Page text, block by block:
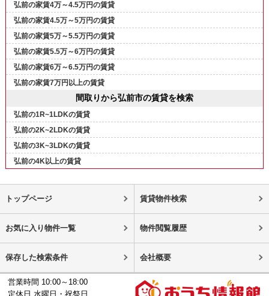
弘前の家賃4万～4.5万円の賃貸
弘前の家賃4.5万～5万円の賃貸
弘前の家賃5万～5.5万円の賃貸
弘前の家賃5.5万～6万円の賃貸
弘前の家賃6万～6.5万円の賃貸
弘前の家賃7万円以上の賃貸
間取りから弘前市の賃貸を検索
弘前の1R~1LDKの賃貸
弘前の2K~2LDKの賃貸
弘前の3K~3LDKの賃貸
弘前の4K以上の賃貸
トップページ 賃貸物件検索
お気に入り物件一覧 物件閲覧履歴
保存した検索条件 会社概要
営業時間 10:00～18:00
定休日 水曜日・祝祭日